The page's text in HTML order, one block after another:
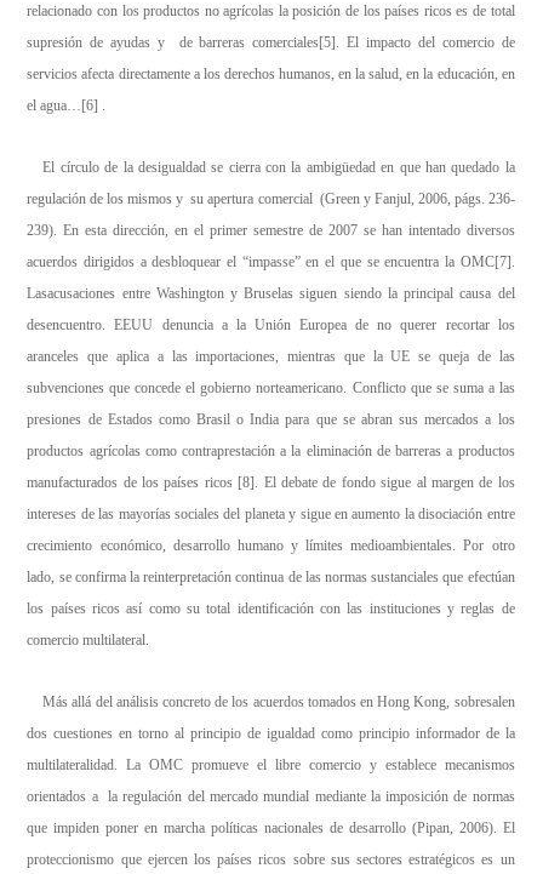
relacionado con los productos no agrícolas la posición de los países ricos es de total
supresión de ayudas y de barreras comerciales[5] . El impacto del comercio de
servicios afecta directamente a los derechos humanos, en la salud, en la educación, en
el agua… [6] .
El círculo de la desigualdad se cierra con la ambigüedad en que han quedado la
regulación de los mismos y su apertura comercial (Green y Fanjul, 2006, págs. 236-
239). En esta dirección, en el primer semestre de 2007 se han intentado diversos
acuerdos dirigidos a desbloquear el “impasse” en el que se encuentra la OMC[7] .
Lasacusaciones entre Washington y Bruselas siguen siendo la principal causa del
desencuentro. EEUU denuncia a la Unión Europea de no querer recortar los
aranceles que aplica a las importaciones, mientras que la UE se queja de las
subvenciones que concede el gobierno norteamericano. Conflicto que se suma a las
presiones de Estados como Brasil o India para que se abran sus mercados a los
productos agrícolas como contraprestación a la eliminación de barreras a productos
manufacturados de los países ricos [8] . El debate de fondo sigue al margen de los
intereses de las mayorías sociales del planeta y sigue en aumento la disociación entre
crecimiento económico, desarrollo humano y límites medioambientales. Por otro
lado, se confirma la reinterpretación continua de las normas sustanciales que efectúan
los países ricos así como su total identificación con las instituciones y reglas de
comercio multilateral.
Más allá del análisis concreto de los acuerdos tomados en Hong Kong, sobresalen
dos cuestiones en torno al principio de igualdad como principio informador de la
multilateralidad. La OMC promueve el libre comercio y establece mecanismos
orientados a la regulación del mercado mundial mediante la imposición de normas
que impiden poner en marcha políticas nacionales de desarrollo (Pipan, 2006). El
proteccionismo que ejercen los países ricos sobre sus sectores estratégicos es un